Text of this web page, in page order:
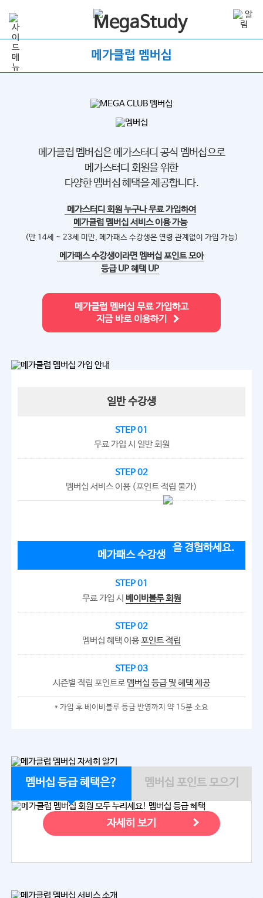
메가클럽 멤버십
메가클럽 멤버십은 메가스터디 공식 멤버십으로
메가스터디 회원을 위한
다양한 멤버십 혜택을 제공합니다.
메가스터디 회원 누구나 무료 가입하여
메가클럽 멤버십 서비스 이용 가능
(만 14세 ~ 23세 미만, 메가패스 수강생은 연령 관계없이 가입 가능)
메가패스 수강생이라면 멤버십 포인트 모아
등급 UP 혜택 UP
메가클럽 멤버십 무료 가입하고
지금 바로 이용하기
일반 수강생
STEP 01
무료 가입 시 일반 회원
STEP 02
멤버십 서비스 이용 (포인트 적립 불가)
메가패스 수강생
STEP 01
무료 가입 시 베이비블루 회원
STEP 02
멤버십 혜택 이용포인트 적립
STEP 03
시즌별 적립 포인트로 멤버십 등급 및 혜택 제공
* 가입 후 베이비블루 등급 반영까지 약 15분 소요
멤버십 등급 혜택은? 멤버십 포인트 모으기
자세히 보기